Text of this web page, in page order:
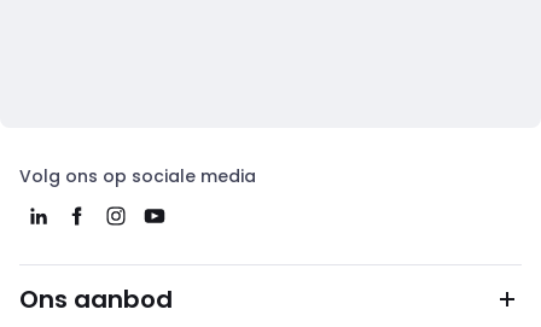
Volg ons op sociale media
Ons aanbod